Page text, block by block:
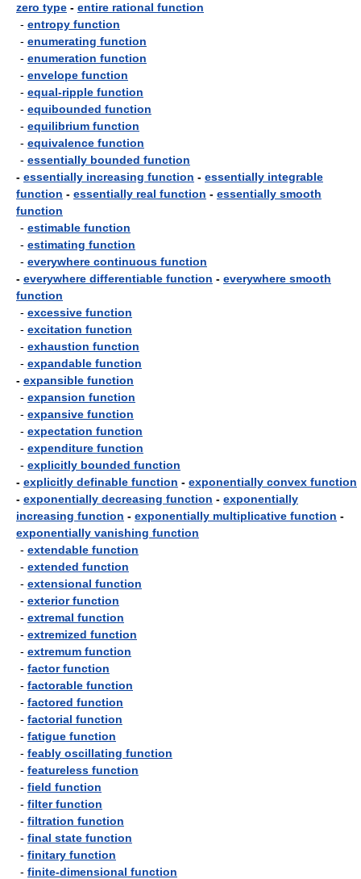
zero type - entire rational function
- entropy function
- enumerating function
- enumeration function
- envelope function
- equal-ripple function
- equibounded function
- equilibrium function
- equivalence function
- essentially bounded function
- essentially increasing function - essentially integrable
function - essentially real function - essentially smooth
function
- estimable function
- estimating function
- everywhere continuous function
- everywhere differentiable function - everywhere smooth
function
- excessive function
- excitation function
- exhaustion function
- expandable function
- expansible function
- expansion function
- expansive function
- expectation function
- expenditure function
- explicitly bounded function
- explicitly definable function - exponentially convex function
- exponentially decreasing function - exponentially
increasing function - exponentially multiplicative function -
exponentially vanishing function
- extendable function
- extended function
- extensional function
- exterior function
- extremal function
- extremized function
- extremum function
- factor function
- factorable function
- factored function
- factorial function
- fatigue function
- feably oscillating function
- featureless function
- field function
- filter function
- filtration function
- final state function
- finitary function
- finite-dimensional function